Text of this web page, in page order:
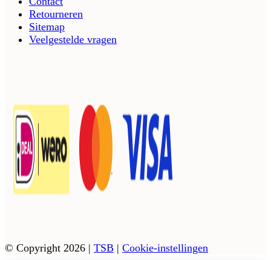
Retourneren
Sitemap
Veelgestelde vragen
© Copyright 2026 | TSB | Cookie-instellingen